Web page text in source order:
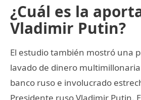
¿Cuál es la
Vladimir Putin?
El estudio también mostró una
lavado de dinero
banco ruso e involucrado
Presidente ruso Vladimir Putin.